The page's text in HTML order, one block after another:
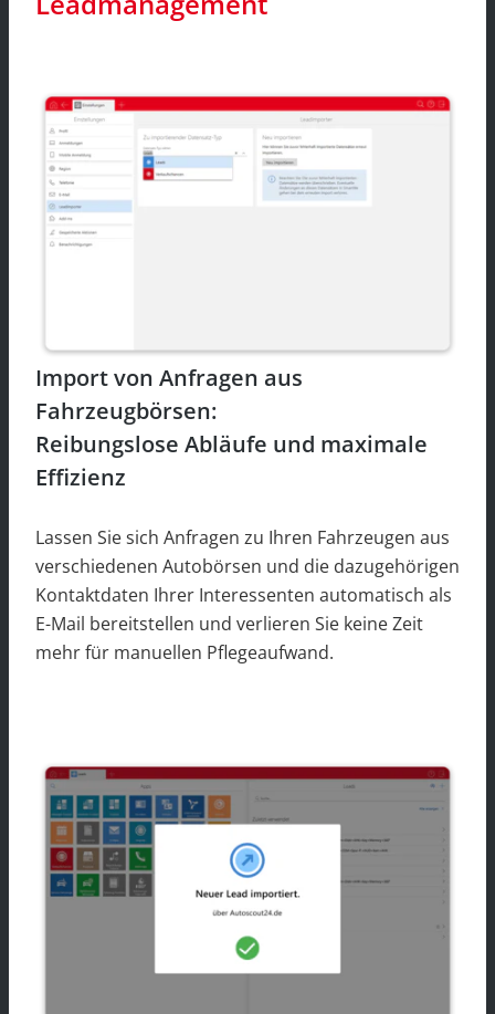
Import von Anfragen aus
Fahrzeugbörsen:
Reibungslose Abläufe und maximale
Effizienz
Lassen Sie sich Anfragen zu Ihren Fahrzeugen aus
verschiedenen Autobörsen und die dazugehörigen
Kontaktdaten Ihrer Interessenten automatisch als
E-Mail bereitstellen und verlieren Sie keine Zeit
mehr für manuellen Pflegeaufwand.